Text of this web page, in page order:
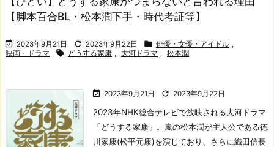
【脚本百合BL・松本潤下手・時代考証等】
 2023年9月21日  2023年9月22日  俳優・女優・アイドル ,
映画・ドラマ
 どうする家康 , 大河ドラマ , 松本潤
 2023年9月21日  2023年9月22日
2023年NHK総合テレビで放映される大河ドラマ
「どうする家康」。 嵐の松本潤が主人公である徳
川家康(松平元康)を演じており、さらに織田信長